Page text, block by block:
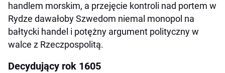
handlem morskim, a przejęcie kontroli nad portem w
Rydze dawałoby Szwedom niemal monopol na
bałtycki handel i potężny argument polityczny w
walce z Rzeczpospolitą.
Decydujący rok 1605